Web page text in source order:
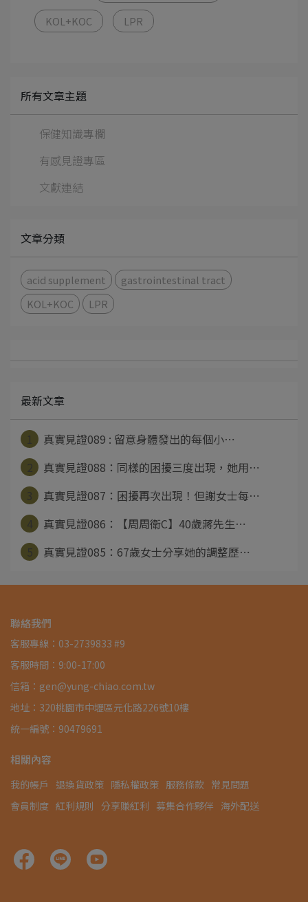
KOL+KOC LPR
所有文章主題
保健知識專欄
有感見證專區
文獻連結
文章分類
acid supplement
gastrointestinal tract
KOL+KOC
LPR
最新文章
真實見證089 : 留意身體發出的每個小⋯
真實見證088：同樣的困擾三度出現，她用⋯
真實見證087：困擾再次出現！但謝女士每⋯
真實見證086：【周周衛C】40歲蔣先生⋯
真實見證085：67歲女士分享她的調整歷⋯
聯絡我們
客服專線：03-2739833 #9
客服時間：9:00-17:00
信箱：gen@yung-chiao.com.tw
地址：320桃園市中壢區元化路226號10樓
統一編號：90479691
相關內容
我的帳戶 退換貨政策 隱私權政策 服務條款 常見問題
會員制度 紅利規則 分享賺紅利 募集合作夥伴 海外配送